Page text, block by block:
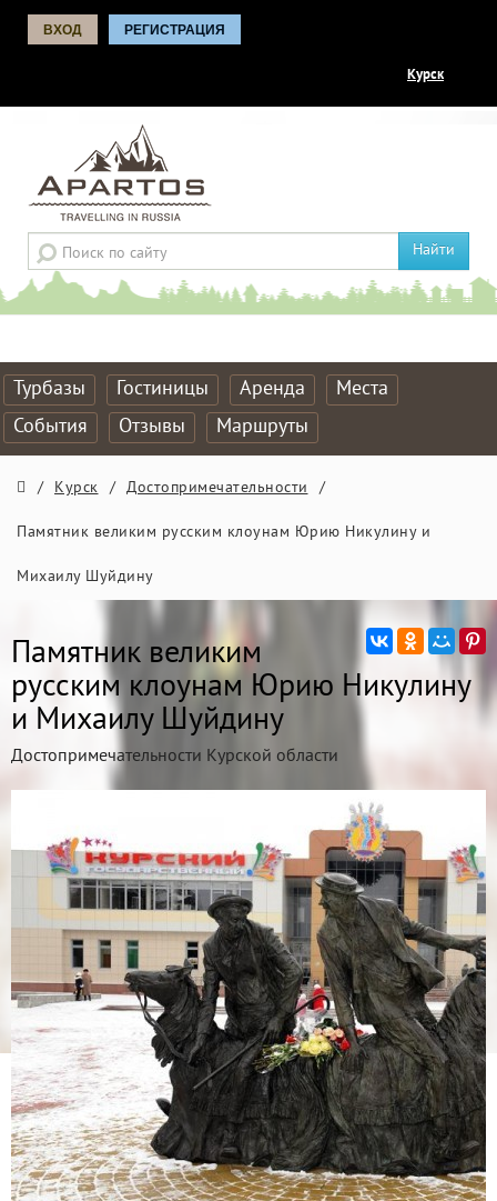
ВХОД РЕГИСТРАЦИЯ
Курск
Найти
Турбазы Гостиницы Аренда
Места
События
Отзывы Маршруты
/ Курск / Достопримечательности /
Памятник великим русским клоунам Юрию Никулину и
Михаилу Шуйдину
Памятник великим
русским клоунам Юрию Никулину
и Михаилу Шуйдину
Достопримечательности Курской области